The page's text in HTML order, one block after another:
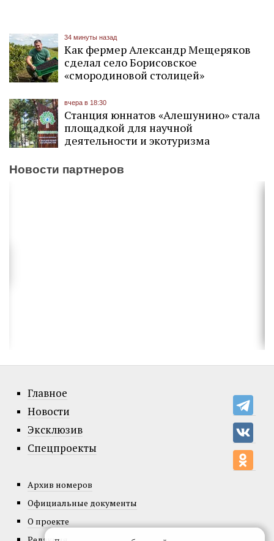
34 минуты назад
Как фермер Александр Мещеряков
сделал село Борисовское
«смородиновой столицей»
вчера в 18:30
Станция юннатов «Алешунино» стала
площадкой для научной
деятельности и экотуризма
Новости партнеров
Главное
Новости
Эксклюзив
Спецпроекты
Архив номеров
Официальные документы
О проекте